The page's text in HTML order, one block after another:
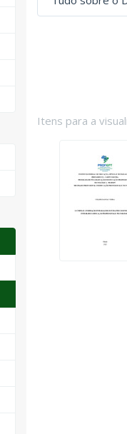
Itens para a